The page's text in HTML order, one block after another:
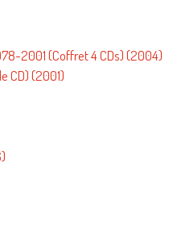
2001 (Coffret 4 CDs) (2004)
CD) (2001)